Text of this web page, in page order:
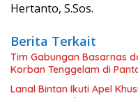
Hertanto, S.Sos.
Berita Terkait
Tim Gabungan Basarnas
Korban Tenggelam di
Lanal Bintan Ikuti Apel